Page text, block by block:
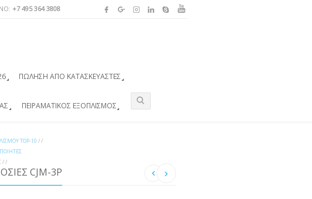
+7 495 364 3808
ΠΏΛΗΣΗ ΑΠΌ ΚΑΤΑΣΚΕΥΑΣΤΈΣ
ΠΕΙΡΑΜΑΤΙΚΌΣ ΕΞΟΠΛΙΣΜΌΣ
TOP-10 / /
/ /
CJM-3P